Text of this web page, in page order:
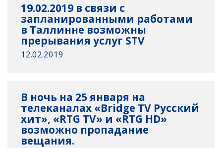
19.02.2019 в связи с
запланированными работами
в Таллинне возможны
прерывания услуг STV
12.02.2019
В ночь на 25 января на
телеканалах «Bridge TV Русский
хит», «RTG TV» и «RTG HD»
возможно пропадание
вещания.